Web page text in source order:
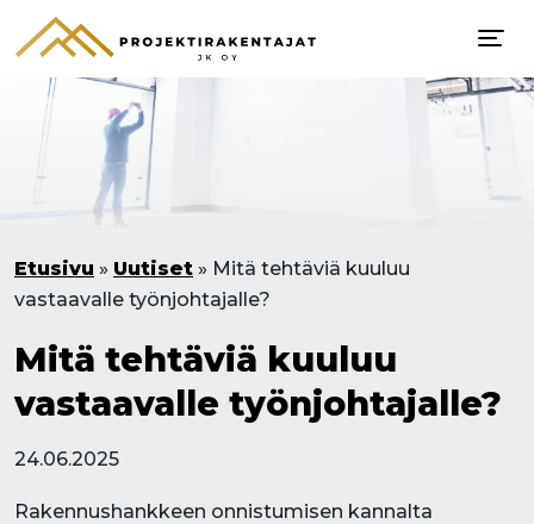
Etusivu » Uutiset » Mitä tehtäviä kuuluu
vastaavalle työnjohtajalle?
Mitä tehtäviä kuuluu
vastaavalle työnjohtajalle?
24.06.2025
Rakennushankkeen onnistumisen kannalta